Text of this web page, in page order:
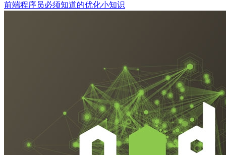
前端程序员必须知道的优化小知识